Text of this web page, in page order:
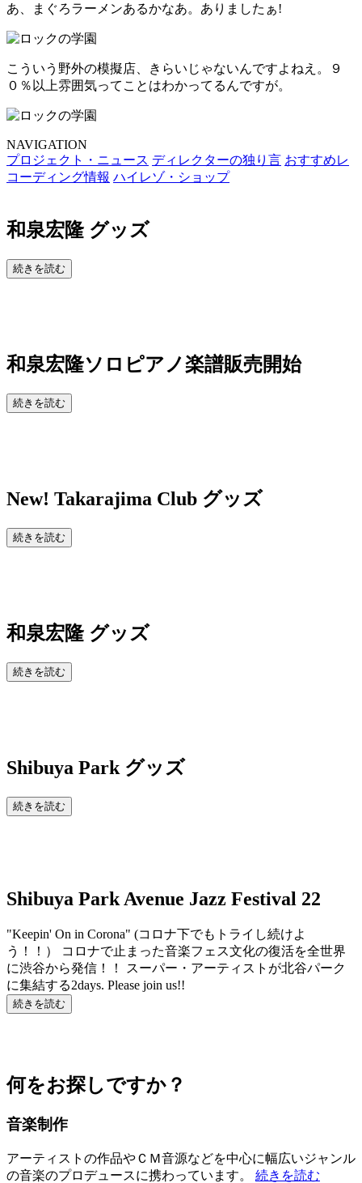
あ、まぐろラーメンあるかなあ。ありましたぁ!
こういう野外の模擬店、きらいじゃないんですよねえ。９
０％以上雰囲気ってことはわかってるんですが。
NAVIGATION
プロジェクト・ニュース ディレクターの独り言 おすすめレ
コーディング情報 ハイレゾ・ショップ
和泉宏隆 グッズ
続きを読む
和泉宏隆ソロピアノ楽譜販売開始
続きを読む
New! Takarajima Club グッズ
続きを読む
和泉宏隆 グッズ
続きを読む
Shibuya Park グッズ
続きを読む
Shibuya Park Avenue Jazz Festival 22
"Keepin' On in Corona" (コロナ下でもトライし続けよ
う！！） コロナで止まった音楽フェス文化の復活を全世界
に渋谷から発信！！ スーパー・アーティストが北谷パーク
に集結する2days. Please join us!!
続きを読む
何をお探しですか？
音楽制作
アーティストの作品やＣＭ音源などを中心に幅広いジャンル
の音楽のプロデュースに携わっています。 続きを読む